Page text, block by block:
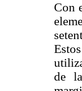
Con
de